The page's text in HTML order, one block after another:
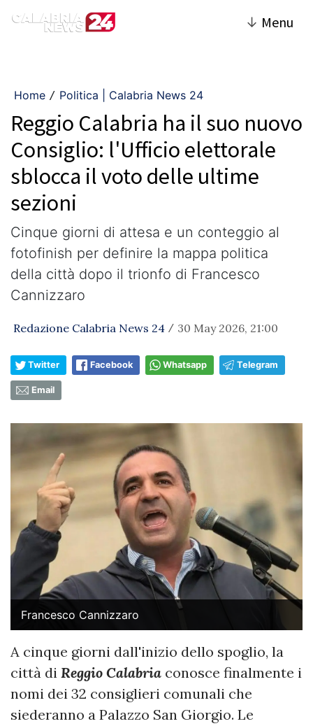
↓ Menu
Home / Politica | Calabria News 24
Reggio Calabria ha il suo nuovo
Consiglio: l'Ufficio elettorale
sblocca il voto delle ultime
sezioni
​Cinque giorni di attesa e un conteggio al
fotofinish per definire la mappa politica
della città dopo il trionfo di Francesco
Cannizzaro
Redazione Calabria News 24 / 30 May 2026, 21:00
Twitter Facebook Whatsapp Telegram
Email
Francesco Cannizzaro
A cinque giorni dall'inizio dello spoglio, la
città di Reggio Calabria conosce finalmente i
nomi dei 32 consiglieri comunali che
siederanno a Palazzo San Giorgio. Le